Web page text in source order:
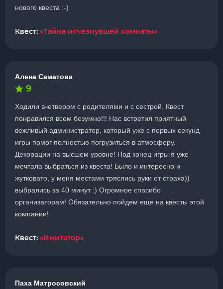
нового квеста :-)
Квест: «Тайна исчезнувшей комнаты»
Алена Саматова
9
Ходили вчетвером с родителями и с сестрой. Квест
понравился всем безумно!!! Нас встретил приятный
вежливый администратор, который уже с первых секунд
игры помог полностью погрузиться в атмосферу.
Декорации на высшем уровне! Под конец игры я уже
мечтала выбраться из квеста! Было и интересно и
жутковато, у меня местами тряслись руки от страха))
выбрались за 40 минут :) Огромное спасибо
организаторам! Обязательно пойдем еще на квесты этой
компании!
Квест: «Имитатор»
Паха Матросовский